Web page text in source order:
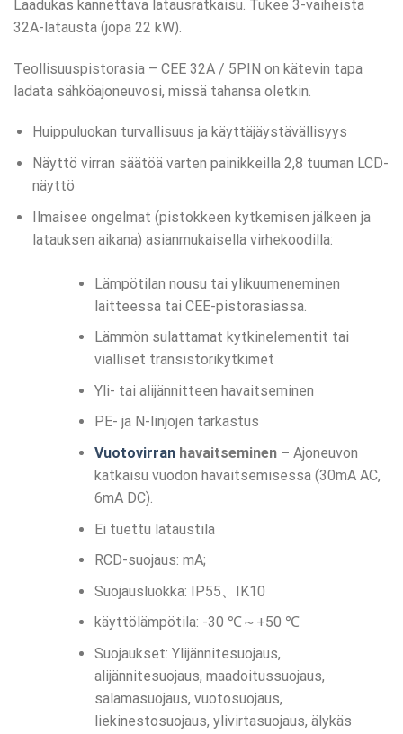
Laadukas kannettava latausratkaisu. Tukee 3-vaiheista
32A-latausta (jopa 22 kW).
Teollisuuspistorasia – CEE 32A / 5PIN on kätevin tapa
ladata sähköajoneuvosi, missä tahansa oletkin.
Huippuluokan turvallisuus ja käyttäjäystävällisyys
Näyttö virran säätöä varten painikkeilla 2,8 tuuman LCD-
näyttö
Ilmaisee ongelmat (pistokkeen kytkemisen jälkeen ja
latauksen aikana) asianmukaisella virhekoodilla:
Lämpötilan nousu tai ylikuumeneminen
laitteessa tai CEE-pistorasiassa.
Lämmön sulattamat kytkinelementit tai
vialliset transistorikytkimet
Yli- tai alijännitteen havaitseminen
PE- ja N-linjojen tarkastus
Vuotovirranhavaitseminen – Ajoneuvon
katkaisu vuodon havaitsemisessa (30mA AC,
6mA DC).
Ei tuettu lataustila
RCD-suojaus: mA;
Suojausluokka: IP55、IK10
käyttölämpötila: -30 ℃～+50 ℃
Suojaukset: Ylijännitesuojaus,
alijännitesuojaus, maadoitussuojaus,
salamasuojaus, vuotosuojaus,
liekinestosuojaus, ylivirtasuojaus, älykäs